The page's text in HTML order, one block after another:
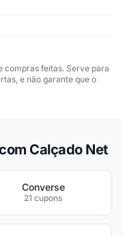
compras feitas. Serve para
e não garante que o
Calçado Net
Converse
21 cupons